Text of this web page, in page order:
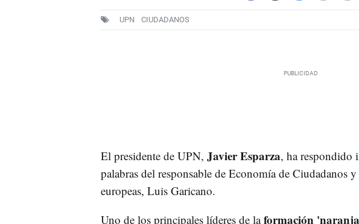
UPN CIUDADANOS
El presidente de UPN, Javier Esparza, ha respondido
palabras del responsable de Economía de Ciudadanos
europeas, Luis Garicano.
Uno de los principales líderes de laformación